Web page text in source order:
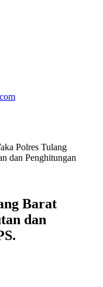
Polres Tulang
dan Penghitungan
Barat
dan